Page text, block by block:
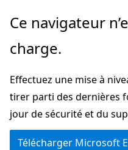
Passer
directement
au
principal
Ce navigateur
charge.
Effectuez une mise à
tirer parti des dernières
jour de sécurité et du
Télécharger Microsoft